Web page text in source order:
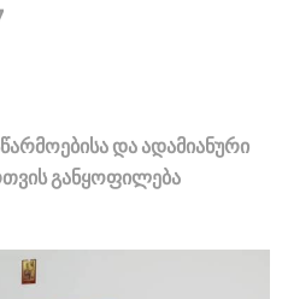
და ადამიანური
განყოფილება